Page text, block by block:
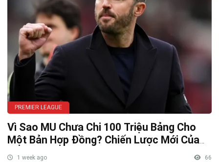
PREMIER LEAGUE
Vì Sao MU Chưa Chi 100 Triệu Bảng Cho
Một Bản Hợp Đồng? Chiến Lược Mới Của
INEOS Được Hé Lộ
1 week ago 66